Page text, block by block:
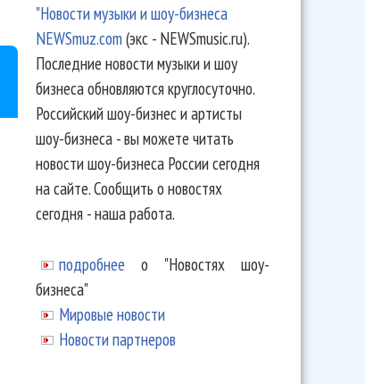
"Новости музыки и шоу-бизнеса
NEWSmuz.com(экс - NEWSmusic.ru).
Последние новости музыки и шоу
бизнеса обновляются круглосуточно.
Российский шоу-бизнес и артисты
шоу-бизнеса - вы можете читать
новости шоу-бизнеса России сегодня
на сайте. Сообщить о новостях
сегодня - наша работа.
подробнее о "Новостях шоу-
бизнеса"
Мировые новости
Новости партнеров